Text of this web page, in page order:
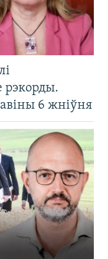
рэкорды.
6 жніўня